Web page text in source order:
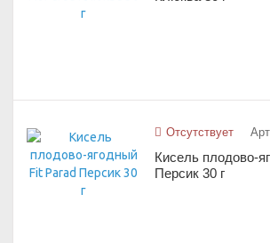
Отсутствует
Кисель плодово-
Персик 30 г